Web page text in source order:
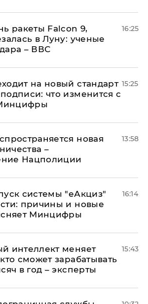
ракеты Falcon 9,
в Луну: ученые
– ВВС
16:25
на новый стандарт
что изменится с
15:25
новая
–
Нацполиции
13:58
системы "еАкциз"
причины и новые
Минцифры
16:14
интеллект меняет
сможет зарабатывать
в год – эксперты
15:43